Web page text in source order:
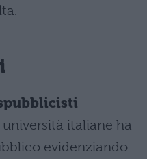
italiane ha
evidenziando